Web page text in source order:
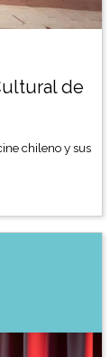
de
chileno y sus